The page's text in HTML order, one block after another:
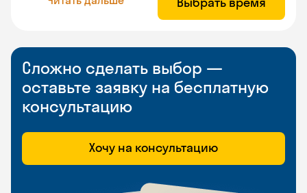
Сложно сделать выбор —
оставьте заявку на бесплатную
консультацию
Хочу на консультацию